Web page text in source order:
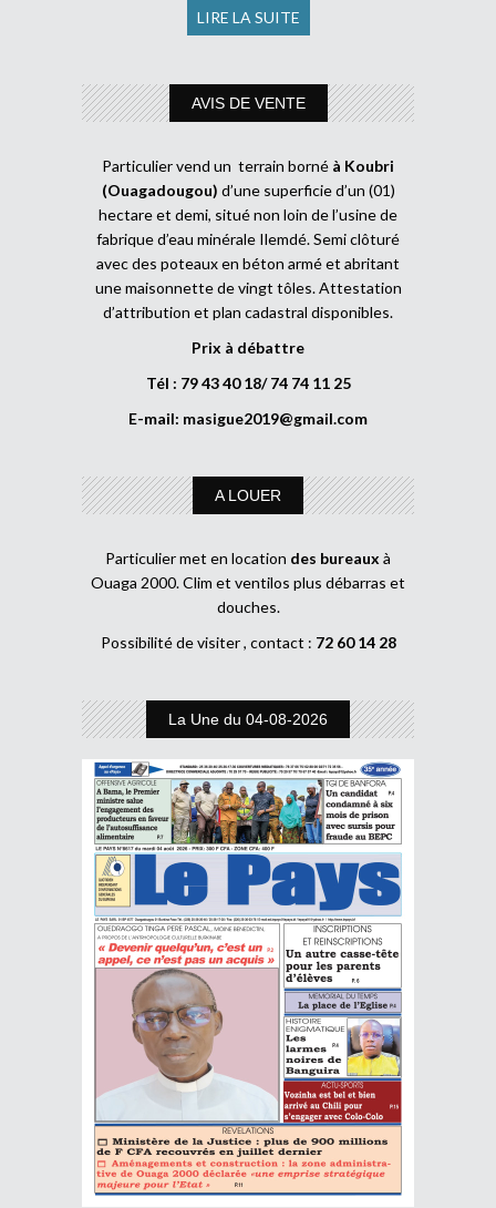
LIRE LA SUITE
AVIS DE VENTE
Particulier vend un terrain borné à Koubri
(Ouagadougou) d’une superficie d’un (01)
hectare et demi, situé non loin de l’usine de
fabrique d’eau minérale Ilemdé. Semi clôturé
avec des poteaux en béton armé et abritant
une maisonnette de vingt tôles. Attestation
d’attribution et plan cadastral disponibles.
Prix à débattre
Tél : 79 43 40 18/ 74 74 11 25
E-mail: masigue2019@gmail.com
A LOUER
Particulier met en location des bureaux à
Ouaga 2000. Clim et ventilos plus débarras et
douches.
Possibilité de visiter , contact : 72 60 14 28
La Une du 04-08-2026